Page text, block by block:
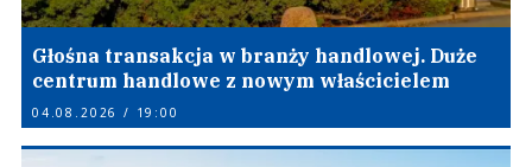
Głośna transakcja w branży handlowej. Duże
centrum handlowe z nowym właścicielem
04.08.2026 / 19:00